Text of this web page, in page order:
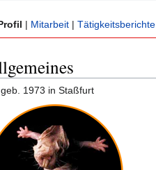
| Mitarbeit | Tätigkeitsberichte
geb. 1973 in Staßfurt